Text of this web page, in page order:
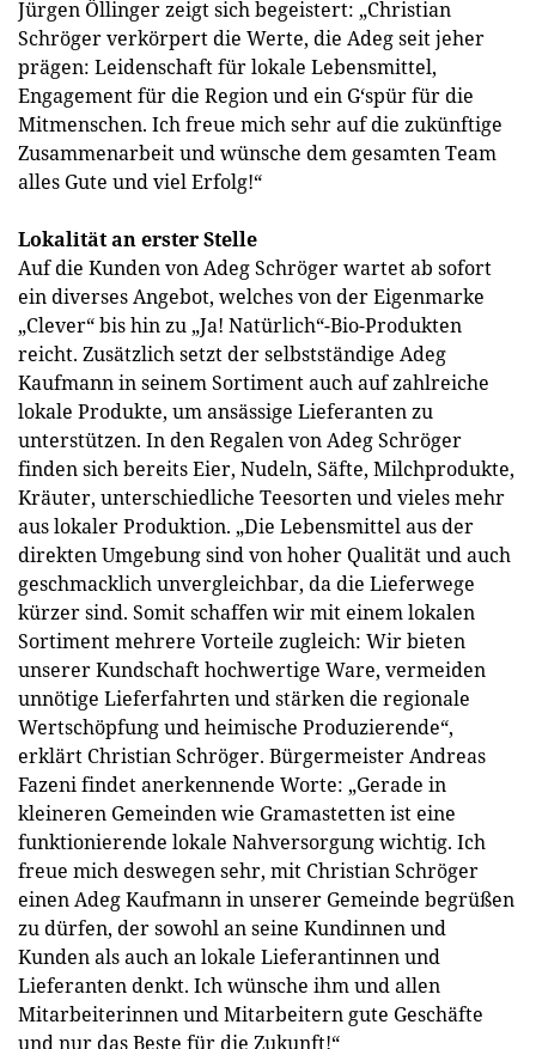
Jürgen Öllinger zeigt sich begeistert: „Christian
Schröger verkörpert die Werte, die Adeg seit jeher
prägen: Leidenschaft für lokale Lebensmittel,
Engagement für die Region und ein G‘spür für die
Mitmenschen. Ich freue mich sehr auf die zukünftige
Zusammenarbeit und wünsche dem gesamten Team
alles Gute und viel Erfolg!“
Lokalität an erster Stelle
Auf die Kunden von Adeg Schröger wartet ab sofort
ein diverses Angebot, welches von der Eigenmarke
„Clever“ bis hin zu „Ja! Natürlich“-Bio-Produkten
reicht. Zusätzlich setzt der selbstständige Adeg
Kaufmann in seinem Sortiment auch auf zahlreiche
lokale Produkte, um ansässige Lieferanten zu
unterstützen. In den Regalen von Adeg Schröger
finden sich bereits Eier, Nudeln, Säfte, Milchprodukte,
Kräuter, unterschiedliche Teesorten und vieles mehr
aus lokaler Produktion. „Die Lebensmittel aus der
direkten Umgebung sind von hoher Qualität und auch
geschmacklich unvergleichbar, da die Lieferwege
kürzer sind. Somit schaffen wir mit einem lokalen
Sortiment mehrere Vorteile zugleich: Wir bieten
unserer Kundschaft hochwertige Ware, vermeiden
unnötige Lieferfahrten und stärken die regionale
Wertschöpfung und heimische Produzierende“,
erklärt Christian Schröger. Bürgermeister Andreas
Fazeni findet anerkennende Worte: „Gerade in
kleineren Gemeinden wie Gramastetten ist eine
funktionierende lokale Nahversorgung wichtig. Ich
freue mich deswegen sehr, mit Christian Schröger
einen Adeg Kaufmann in unserer Gemeinde begrüßen
zu dürfen, der sowohl an seine Kundinnen und
Kunden als auch an lokale Lieferantinnen und
Lieferanten denkt. Ich wünsche ihm und allen
Mitarbeiterinnen und Mitarbeitern gute Geschäfte
und nur das Beste für die Zukunft!“